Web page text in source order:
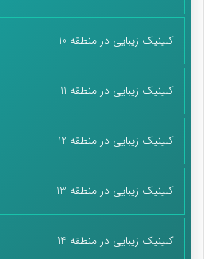
کلینیک زیبایی در منطقه 10
کلینیک زیبایی در منطقه 11
کلینیک زیبایی در منطقه 12
کلینیک زیبایی در منطقه 13
کلینیک زیبایی در منطقه 14